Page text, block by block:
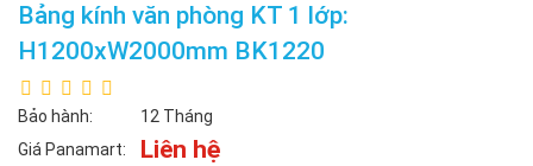
Bảng kính văn phòng KT 1 lớp:
H1200xW2000mm BK1220
Bảo hành:
12 Tháng
Giá Panamart:
Liên hệ